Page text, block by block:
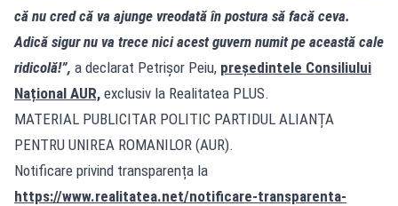
că nu cred că va ajunge vreodată în postura să facă ceva.
Adică sigur nu va trece nici acest guvern numit pe această cale
ridicolă!”, a declarat Petrişor Peiu, președintele Consiliului
Național AUR, exclusiv la Realitatea PLUS.
MATERIAL PUBLICITAR POLITIC PARTIDUL ALIANȚA
PENTRU UNIREA ROMANILOR (AUR).
Notificare privind transparența la
https://www.realitatea.net/notificare-transparenta-